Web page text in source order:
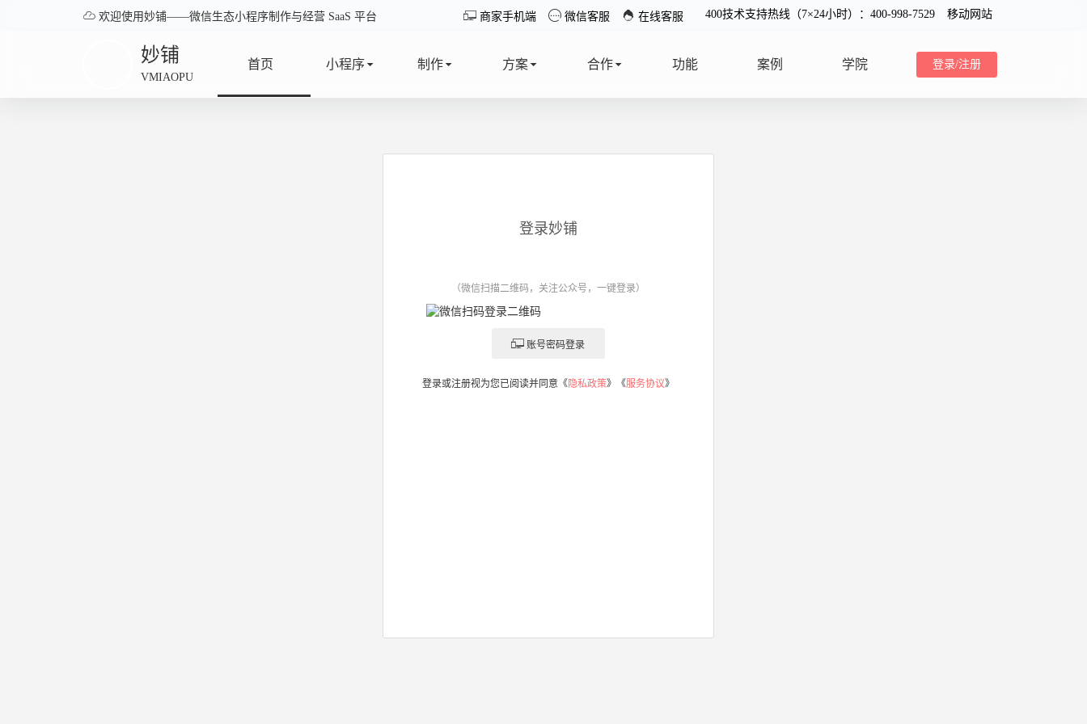
 欢迎使用妙铺——微信生态小程序制作与经营 SaaS 平台  商家手机端  微信客服  在线客服 400技术支持热线（7×24小时）：400-998-7529 移动网站
妙铺
VMIAOPU
登录/注册
首页 小程序 制作 方案 合作 功能 案例 学院
登录妙铺
（微信扫描二维码，关注公众号，一键登录）
 账号密码登录
登录或注册视为您已阅读并同意《隐私政策》《服务协议》